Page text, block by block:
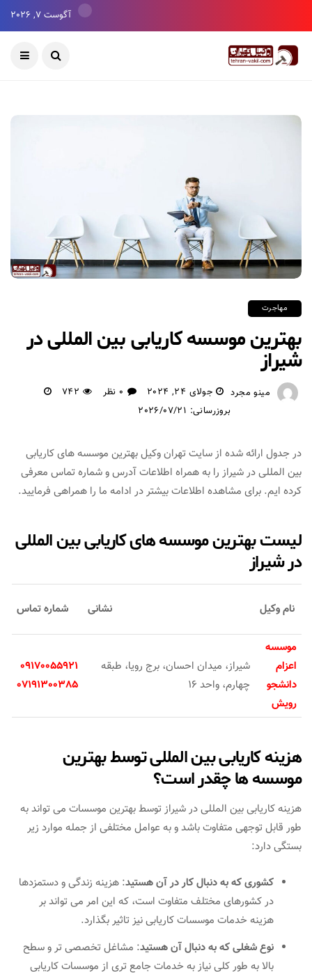
آگوست 7, 2026
مهاجرت
بهترین موسسه کاریابی بین المللی در
شیراز
مینو مجرد جولای 24, 2024 0 نظر
742
بروزرسانی: 2026/07/21
در جدول ارائه شده از سایت تهران وکیل بهترین موسسه های کاریابی
بین المللی در شیراز را به همراه اطلاعات آدرس و شماره تماس معرفی
کرده ایم. برای مشاهده اطلاعات بیشتر در ادامه ما را همراهی فرمایید.
لیست بهترین موسسه های کاریابی بین المللی
در شیراز
نام وکیل نشانی شماره تماس
موسسه
اعزام
دانشجو
رویش
شیراز، میدان احسان، برج رویا، طبقه
چهارم، واحد 16
09170055921
07191300385
هزینه کاریابی بین المللی توسط بهترین
موسسه ها چقدر است؟
هزینه کاریابی بین المللی در شیراز توسط بهترین موسسات می تواند به
طور قابل توجهی متفاوت باشد و به عوامل مختلفی از جمله موارد زیر
بستگی دارد:
کشوری که به دنبال کار در آن هستید: هزینه زندگی و دستمزدها
در کشورهای مختلف متفاوت است، که این امر می تواند بر
هزینه خدمات موسسات کاریابی نیز تاثیر بگذارد.
نوع شغلی که به دنبال آن هستید: مشاغل تخصصی تر و سطح
بالا به طور کلی نیاز به خدمات جامع تری از موسسات کاریابی